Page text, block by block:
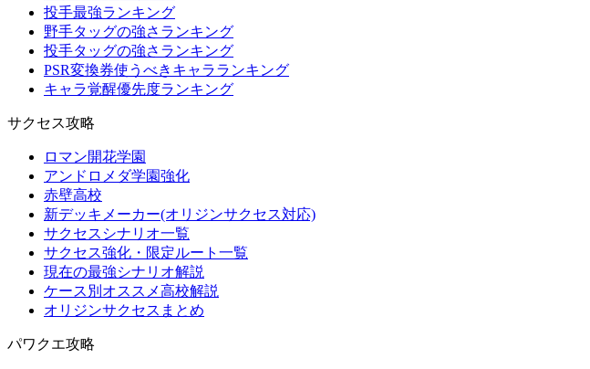
投手最強ランキング
野手タッグの強さランキング
投手タッグの強さランキング
PSR変換券使うべきキャラランキング
キャラ覚醒優先度ランキング
サクセス攻略
ロマン開花学園
アンドロメダ学園強化
赤壁高校
新デッキメーカー(オリジンサクセス対応)
サクセスシナリオ一覧
サクセス強化・限定ルート一覧
現在の最強シナリオ解説
ケース別オススメ高校解説
オリジンサクセスまとめ
パワクエ攻略